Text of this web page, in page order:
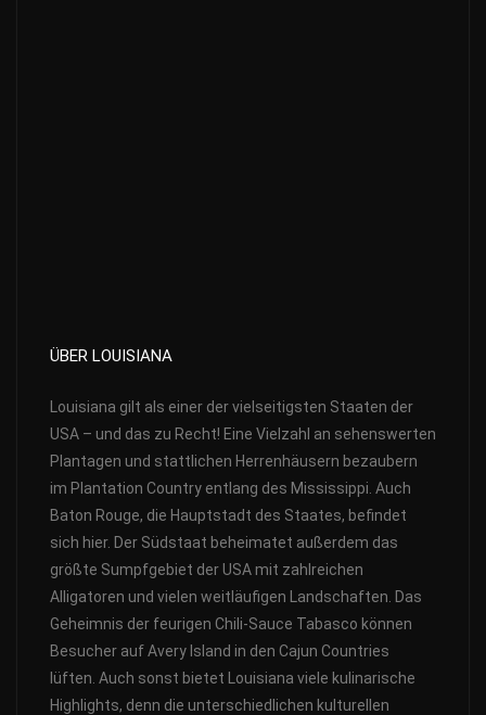
ÜBER LOUISIANA
Louisiana gilt als einer der vielseitigsten Staaten der
USA – und das zu Recht! Eine Vielzahl an sehenswerten
Plantagen und stattlichen Herrenhäusern bezaubern
im Plantation Country entlang des Mississippi. Auch
Baton Rouge, die Hauptstadt des Staates, befindet
sich hier. Der Südstaat beheimatet außerdem das
größte Sumpfgebiet der USA mit zahlreichen
Alligatoren und vielen weitläufigen Landschaften. Das
Geheimnis der feurigen Chili-Sauce Tabasco können
Besucher auf Avery Island in den Cajun Countries
lüften. Auch sonst bietet Louisiana viele kulinarische
Highlights, denn die unterschiedlichen kulturellen